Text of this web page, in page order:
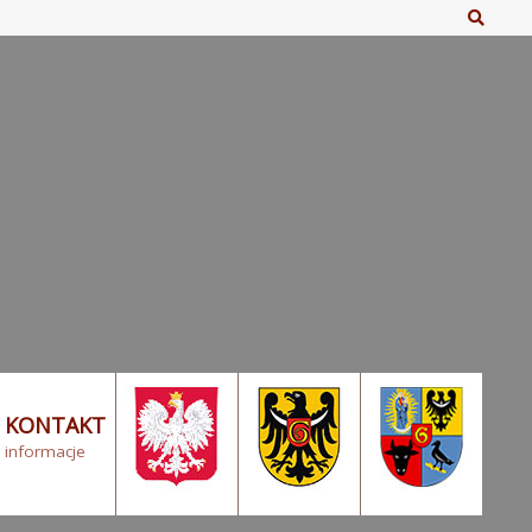
Szukaj
KONTAKT
informacje